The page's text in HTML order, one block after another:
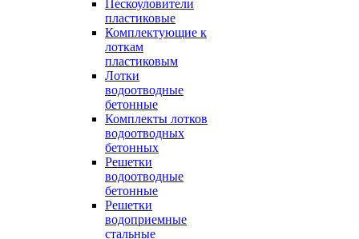
Пескоуловители
пластиковые
Комплектующие к
лоткам
пластиковым
Лотки
водоотводные
бетонные
Комплекты лотков
водоотводных
бетонных
Решетки
водоотводные
бетонные
Решетки
водоприемные
стальные